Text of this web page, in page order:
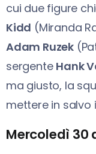
cui due figure
Kidd (Miranda
Adam Ruzek
sergente Hank
ma giusto, la
mettere in salvo
Mercoledì 30